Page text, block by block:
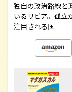
独自の政治路線と
いるリビア。孤立
注目される国